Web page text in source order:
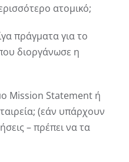
ατομικό;
πράγματα για το
διοργάνωσε η
Mission Statement ή
(εάν υπάρχουν
– πρέπει να τα